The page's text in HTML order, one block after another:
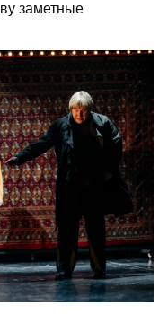
заметные